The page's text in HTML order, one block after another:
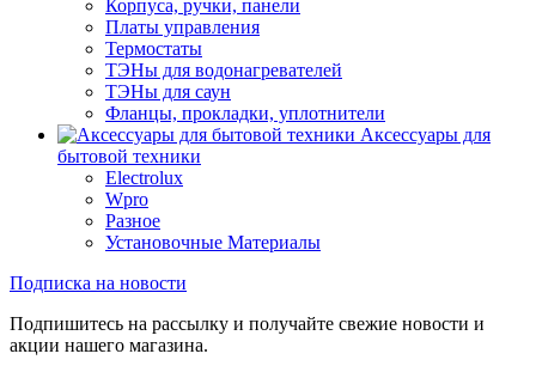
Корпуса, ручки, панели
Платы управления
Термостаты
ТЭНы для водонагревателей
ТЭНы для саун
Фланцы, прокладки, уплотнители
Аксессуары для
бытовой техники
Electrolux
Wpro
Разное
Установочные Материалы
Подписка на новости
Подпишитесь на рассылку и получайте свежие новости и
акции нашего магазина.